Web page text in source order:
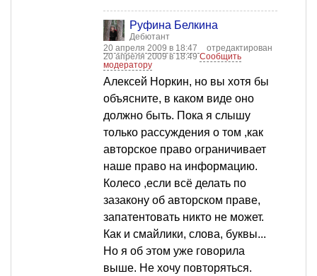
Руфина Белкина
Дебютант
20 апреля 2009 в 18:47
отредактирован
20 апреля 2009 в 18:49Сообщить
модератору
Алексей Норкин, но вы хотя бы
объясните, в каком виде оно
должно быть. Пока я слышу
только рассуждения о том ,как
авторское право ограничивает
наше право на информацию.
Колесо ,если всё делать по
зазакону об авторском праве,
запатентовать никто не может.
Как и смайлики, слова, буквы...
Но я об этом уже говорила
выше. Не хочу повторяться.